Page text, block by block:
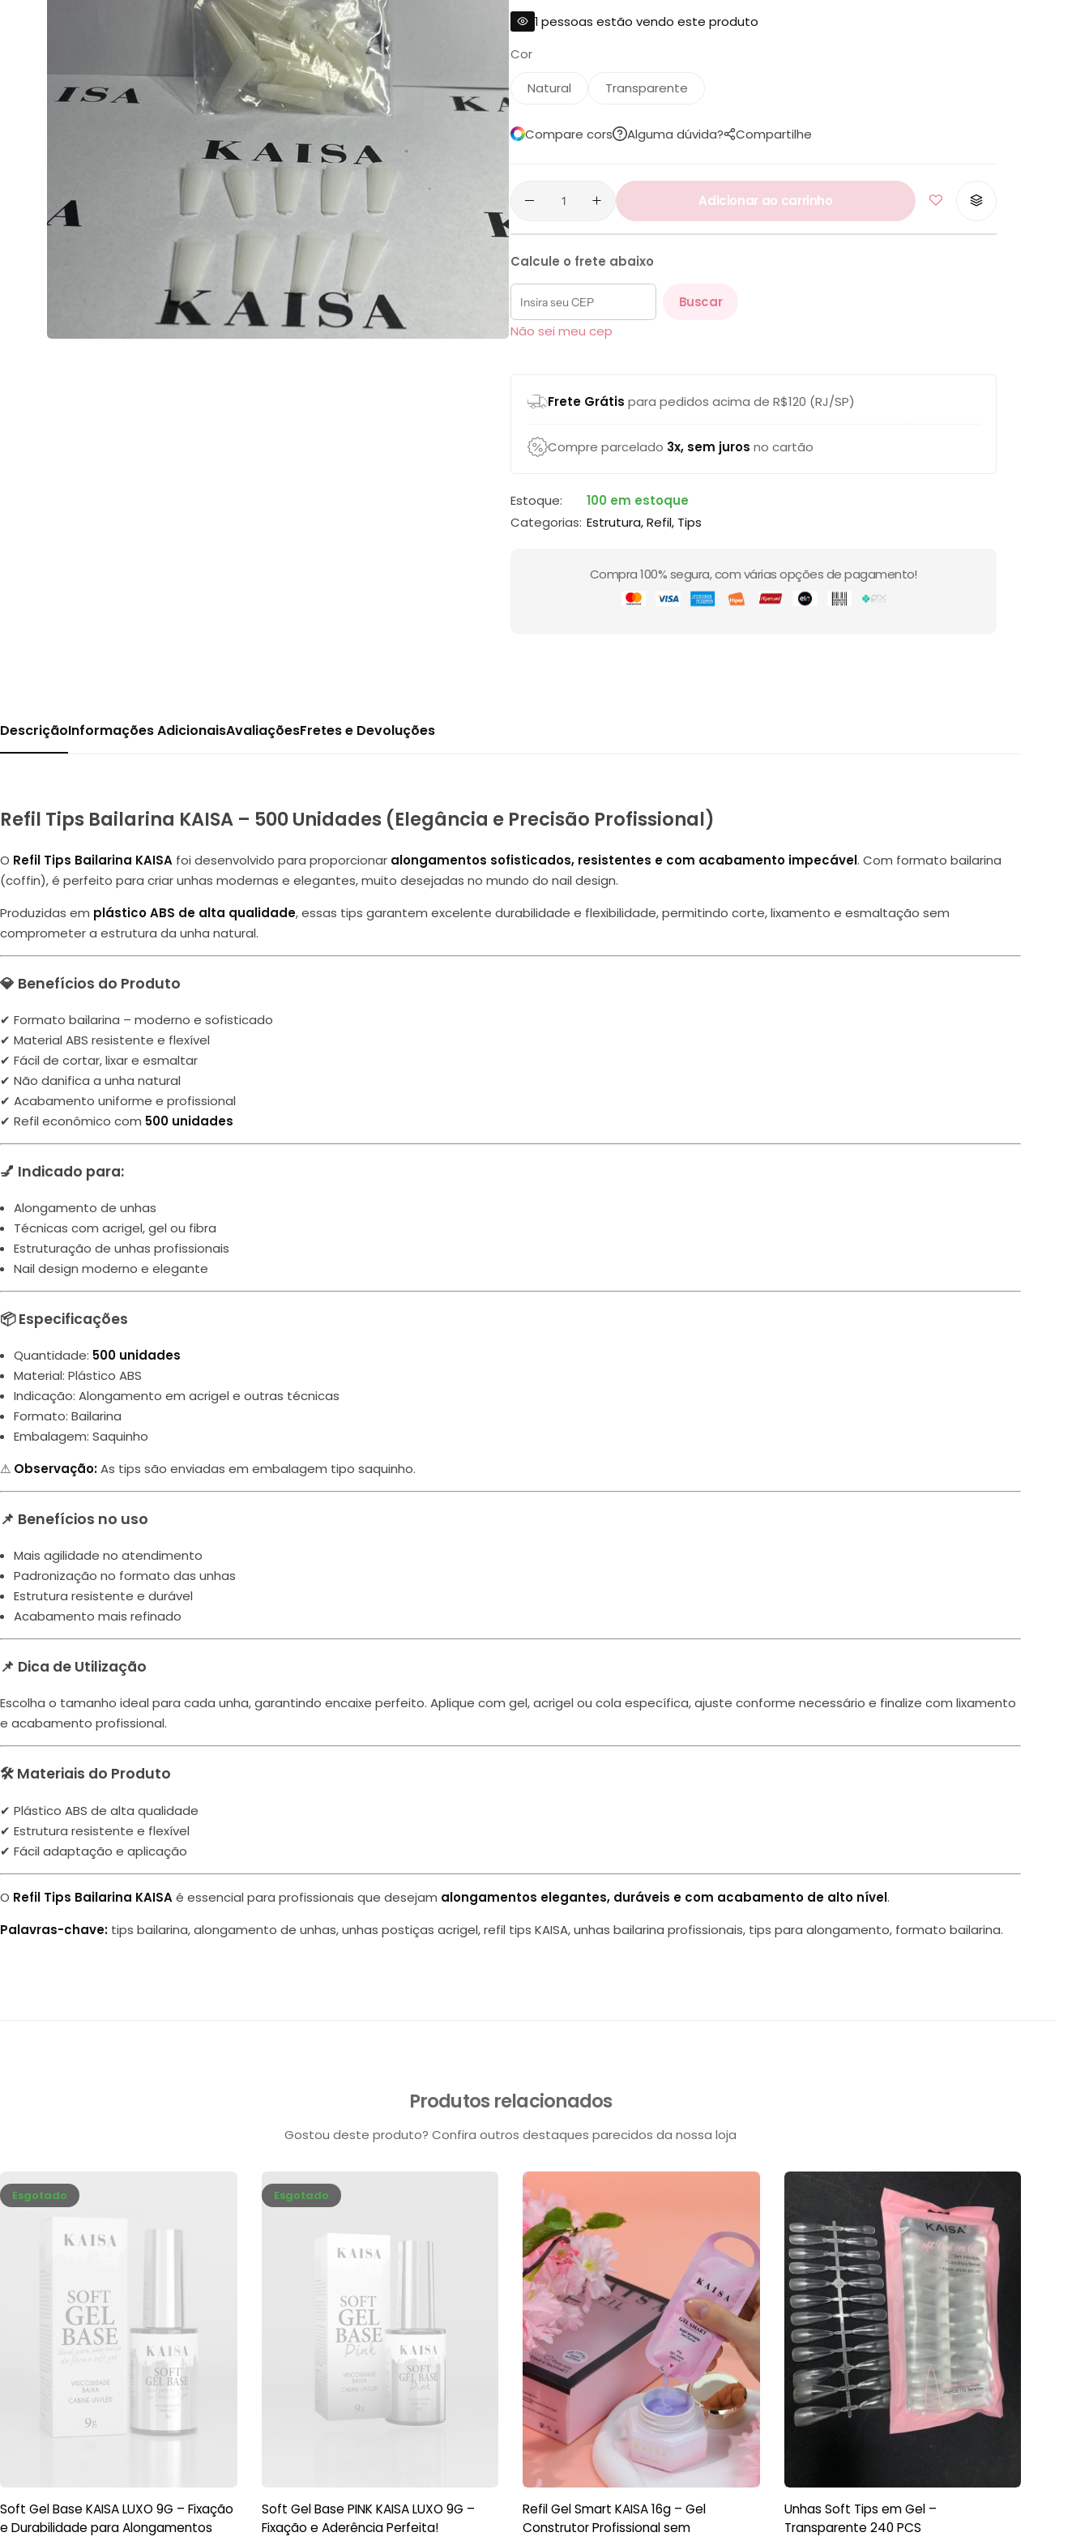
1pessoas estão vendo este produto
Cor
Natural
Transparente
Compare cors Alguma dúvida? Compartilhe
Adicionar ao carrinho
Calcule o frete abaixo
Buscar
Não sei meu cep
Frete Grátis para pedidos acima de R$120 (RJ/SP)
Compre parcelado 3x, sem juros no cartão
Estoque:
100 em estoque
Categorias: Estrutura,Refil, Tips
Compra 100% segura, com várias opções de pagamento!
DescriçãoInformações AdicionaisAvaliaçõesFretes e Devoluções
Refil Tips Bailarina KAISA – 500 Unidades (Elegância e Precisão Profissional)
O Refil Tips Bailarina KAISA foi desenvolvido para proporcionar alongamentos sofisticados, resistentes e com acabamento impecável. Com formato bailarina
(coffin), é perfeito para criar unhas modernas e elegantes, muito desejadas no mundo do nail design.
Produzidas em plástico ABS de alta qualidade, essas tips garantem excelente durabilidade e flexibilidade, permitindo corte, lixamento e esmaltação sem
comprometer a estrutura da unha natural.
💎 Benefícios do Produto
✔ Formato bailarina – moderno e sofisticado
✔ Material ABS resistente e flexível
✔ Fácil de cortar, lixar e esmaltar
✔ Não danifica a unha natural
✔ Acabamento uniforme e profissional
✔ Refil econômico com 500 unidades
💅 Indicado para:
Alongamento de unhas
Técnicas com acrigel, gel ou fibra
Estruturação de unhas profissionais
Nail design moderno e elegante
📦 Especificações
Quantidade: 500 unidades
Material: Plástico ABS
Indicação: Alongamento em acrigel e outras técnicas
Formato: Bailarina
Embalagem: Saquinho
⚠ Observação:As tips são enviadas em embalagem tipo saquinho.
📌 Benefícios no uso
Mais agilidade no atendimento
Padronização no formato das unhas
Estrutura resistente e durável
Acabamento mais refinado
📌 Dica de Utilização
Escolha o tamanho ideal para cada unha, garantindo encaixe perfeito. Aplique com gel, acrigel ou cola específica, ajuste conforme necessário e finalize com lixamento
e acabamento profissional.
🛠 Materiais do Produto
✔ Plástico ABS de alta qualidade
✔ Estrutura resistente e flexível
✔ Fácil adaptação e aplicação
O Refil Tips Bailarina KAISAé essencial para profissionais que desejam alongamentos elegantes, duráveis e com acabamento de alto nível.
Palavras-chave: tips bailarina, alongamento de unhas, unhas postiças acrigel, refil tips KAISA, unhas bailarina profissionais, tips para alongamento, formato bailarina.
Produtos relacionados
Gostou deste produto? Confira outros destaques parecidos da nossa loja
Esgotado
Soft Gel Base KAISA LUXO 9G – Fixação
e Durabilidade para Alongamentos
Esgotado
Soft Gel Base PINK KAISA LUXO 9G –
Fixação e Aderência Perfeita!
Refil Gel Smart KAISA 16g – Gel
Construtor Profissional sem
Unhas Soft Tips em Gel –
Transparente 240 PCS